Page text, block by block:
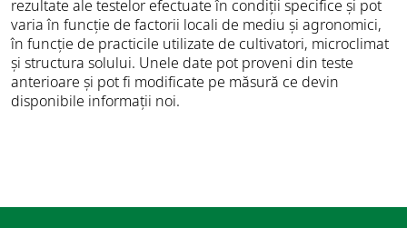
rezultate ale testelor efectuate în condiții specifice și pot
varia în funcție de factorii locali de mediu și agronomici,
în funcție de practicile utilizate de cultivatori, microclimat
și structura solului. Unele date pot proveni din teste
anterioare și pot fi modificate pe măsură ce devin
disponibile informații noi.